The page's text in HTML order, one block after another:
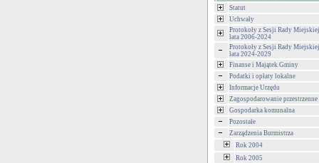
Statut
Uchwały
Protokoły z Sesji Rady
lata 2006-2024
Protokoły z Sesji Rady
lata 2024-2029
Finanse i Majątek Gminy
Podatki i opłaty lokalne
Informacje Urzędu
Zagospodarowanie przestrzenne
Gospodarka komunalna
Pozostałe
Zarządzenia Burmistrza
Rok 2004
Rok 2005